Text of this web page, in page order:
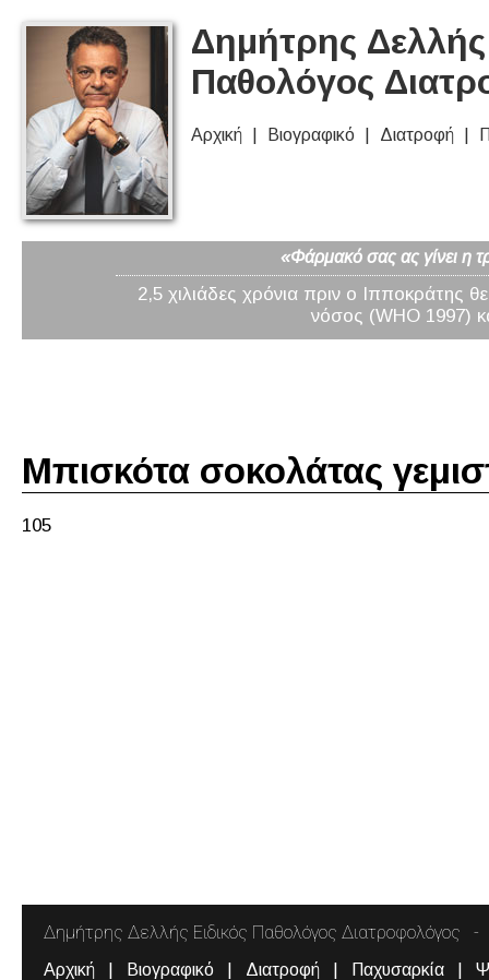
Δημήτρης
Παθολόγος
Αρχική Βιογραφικό Διατροφή
«Φάρμακό σας ας γίνει η
2,5 χιλιάδες χρόνια πριν ο Ιπποκράτης
νόσος (WHO 1997)
Μπισκότα σοκολάτας
105
Δημήτρης Δελλής Ειδικός Παθολόγος Διατροφολόγος
Αρχική Βιογραφικό Διατροφή Παχυσαρκία